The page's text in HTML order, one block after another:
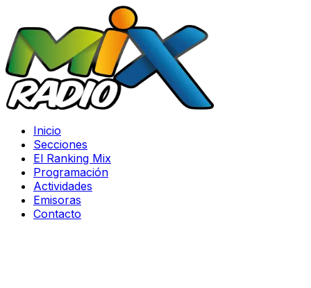
Inicio
Secciones
El Ranking Mix
Programación
Actividades
Emisoras
Contacto